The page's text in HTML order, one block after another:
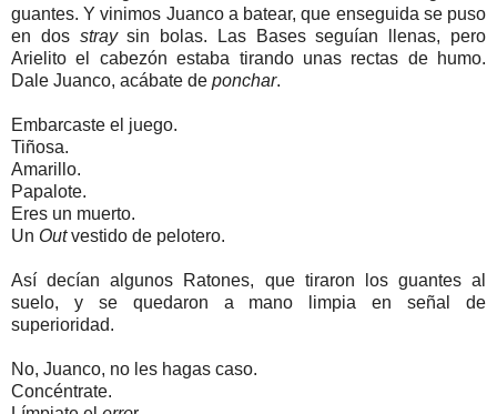
guantes. Y vinimos Juanco a batear, que enseguida se puso
en dos straysin bolas. Las Bases seguían llenas, pero
Arielito el cabezón estaba tirando unas rectas de humo.
Dale Juanco, acábate de ponchar.
Embarcaste el juego.
Tiñosa.
Amarillo.
Papalote.
Eres un muerto.
Un Outvestido de pelotero.
Así decían algunos Ratones, que tiraron los guantes al
suelo, y se quedaron a mano limpia en señal de
superioridad.
No, Juanco, no les hagas caso.
Concéntrate.